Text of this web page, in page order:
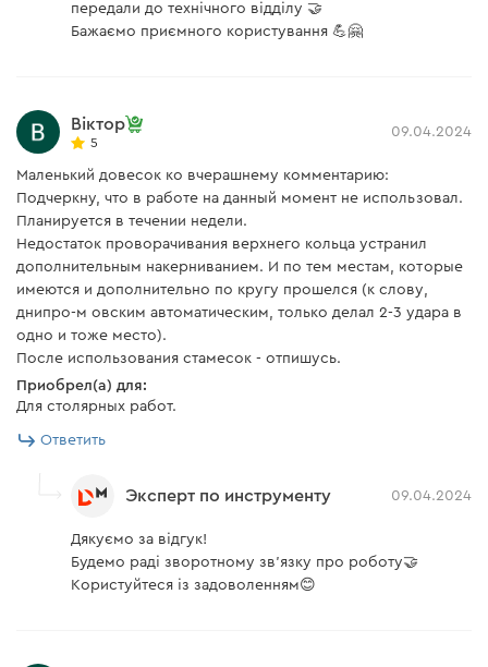
передали до технічного відділу 🤝
Бажаємо приємного користування 💪🤗
Віктор
5
09.04.2024
Маленький довесок ко вчерашнему комментарию:
Подчеркну, что в работе на данный момент не использовал.
Планируется в течении недели.
Недостаток проворачивания верхнего кольца устранил
дополнительным накерниванием. И по тем местам, которые
имеются и дополнительно по кругу прошелся (к слову,
днипро-м овским автоматическим, только делал 2-3 удара в
одно и тоже место).
После использования стамесок - отпишусь.
Приобрел(а) для:
Для столярных работ.
Ответить
Эксперт по инструменту 09.04.2024
Дякуємо за відгук!
Будемо раді зворотному зв'язку про роботу🤝
Користуйтеся із задоволенням😊